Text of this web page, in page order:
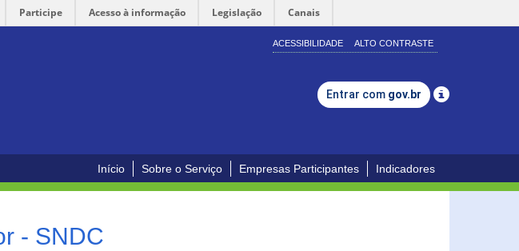
Participe Acesso à informação Legislação Canais
ACESSIBILIDADE ALTO CONTRASTE
Entrar com gov.br
Início Sobre o Serviço Empresas Participantes Indicadores
- SNDC